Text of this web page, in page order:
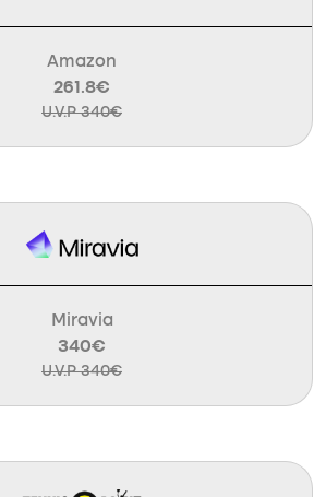
Amazon
261.8€
U.V.P 340€
Miravia
340€
U.V.P 340€